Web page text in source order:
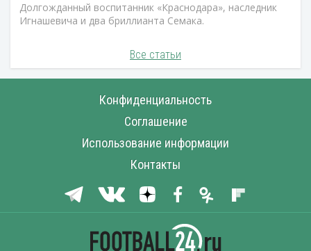
Долгожданный воспитанник «Краснодара», наследник
Игнашевича и два бриллианта Семака.
Все статьи
Конфиденциальность
Соглашение
Использование информации
Контакты